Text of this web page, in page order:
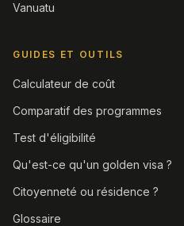
Vanuatu
GUIDES ET OUTILS
Calculateur de coût
Comparatif des programmes
Test d'éligibilité
Qu'est-ce qu'un golden visa ?
Citoyenneté ou résidence ?
Glossaire